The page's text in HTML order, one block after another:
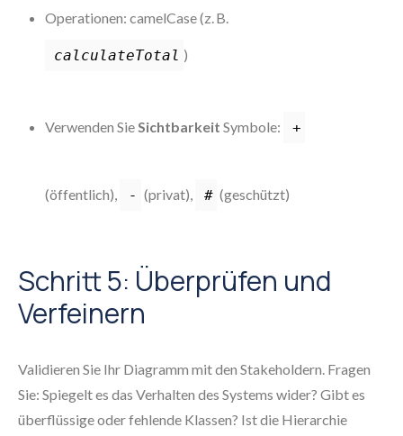
Operationen: camelCase (z. B.
calculateTotal )
Verwenden SieSichtbarkeit Symbole: +
(öffentlich), - (privat), # (geschützt)
Schritt 5: Überprüfen und
Verfeinern
Validieren Sie Ihr Diagramm mit den Stakeholdern. Fragen
Sie: Spiegelt es das Verhalten des Systems wider? Gibt es
überflüssige oder fehlende Klassen? Ist die Hierarchie